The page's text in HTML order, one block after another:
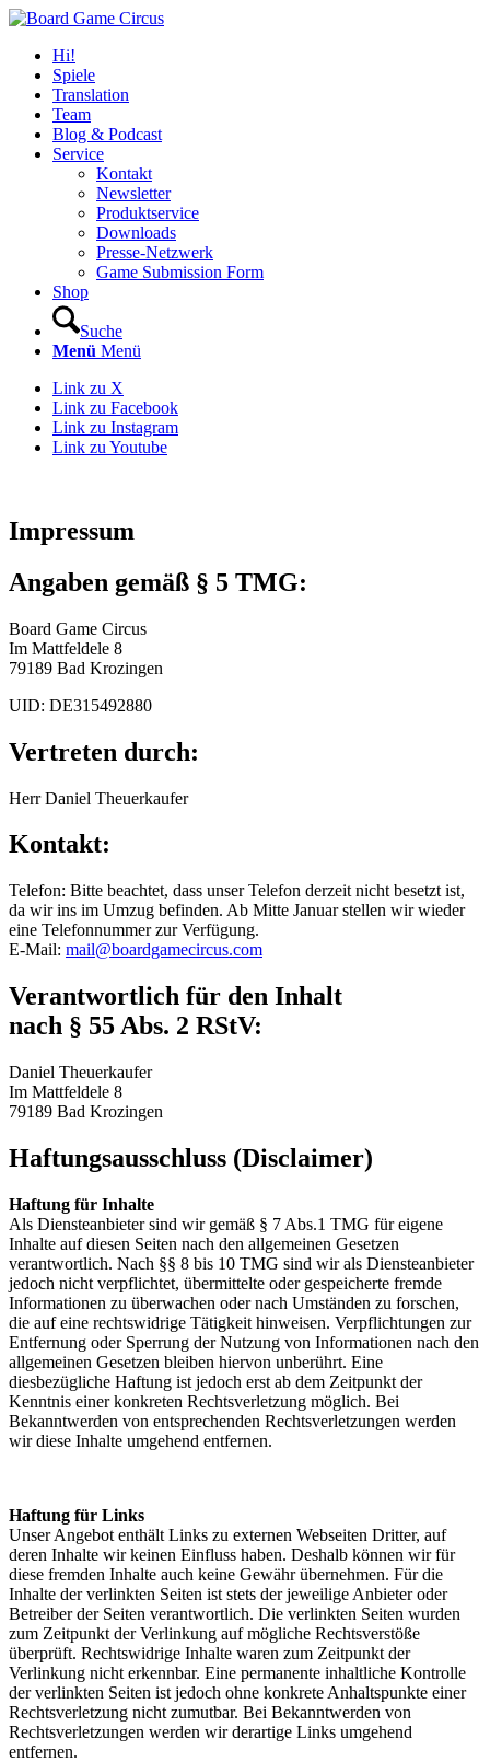
Hi!
Spiele
Translation
Team
Blog & Podcast
Service
Kontakt
Newsletter
Produktservice
Downloads
Presse-Netzwerk
Game Submission Form
Shop
Suche
Menü Menü
Link zu X
Link zu Facebook
Link zu Instagram
Link zu Youtube
Impressum
Angaben gemäß § 5 TMG:
Board Game Circus
Im Mattfeldele 8
79189 Bad Krozingen
UID: DE315492880
Vertreten durch:
Herr Daniel Theuerkaufer
Kontakt:
Telefon: Bitte beachtet, dass unser Telefon derzeit nicht besetzt ist,
da wir ins im Umzug befinden. Ab Mitte Januar stellen wir wieder
eine Telefonnummer zur Verfügung.
E-Mail: mail@boardgamecircus.com
Verantwortlich für den Inhalt
nach § 55 Abs. 2 RStV:
Daniel Theuerkaufer
Im Mattfeldele 8
79189 Bad Krozingen
Haftungsausschluss (Disclaimer)
Haftung für Inhalte
Als Diensteanbieter sind wir gemäß § 7 Abs.1 TMG für eigene
Inhalte auf diesen Seiten nach den allgemeinen Gesetzen
verantwortlich. Nach §§ 8 bis 10 TMG sind wir als Diensteanbieter
jedoch nicht verpflichtet, übermittelte oder gespeicherte fremde
Informationen zu überwachen oder nach Umständen zu forschen,
die auf eine rechtswidrige Tätigkeit hinweisen. Verpflichtungen zur
Entfernung oder Sperrung der Nutzung von Informationen nach den
allgemeinen Gesetzen bleiben hiervon unberührt. Eine
diesbezügliche Haftung ist jedoch erst ab dem Zeitpunkt der
Kenntnis einer konkreten Rechtsverletzung möglich. Bei
Bekanntwerden von entsprechenden Rechtsverletzungen werden
wir diese Inhalte umgehend entfernen.
Haftung für Links
Unser Angebot enthält Links zu externen Webseiten Dritter, auf
deren Inhalte wir keinen Einfluss haben. Deshalb können wir für
diese fremden Inhalte auch keine Gewähr übernehmen. Für die
Inhalte der verlinkten Seiten ist stets der jeweilige Anbieter oder
Betreiber der Seiten verantwortlich. Die verlinkten Seiten wurden
zum Zeitpunkt der Verlinkung auf mögliche Rechtsverstöße
überprüft. Rechtswidrige Inhalte waren zum Zeitpunkt der
Verlinkung nicht erkennbar. Eine permanente inhaltliche Kontrolle
der verlinkten Seiten ist jedoch ohne konkrete Anhaltspunkte einer
Rechtsverletzung nicht zumutbar. Bei Bekanntwerden von
Rechtsverletzungen werden wir derartige Links umgehend
entfernen.